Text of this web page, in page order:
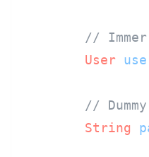
//
User
//
String